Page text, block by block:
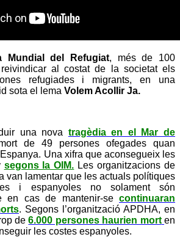
Mundial del Refugiat, més de 100
al costat de la societat els
refugiades i migrants, en una
sota el lema Volem Acollir Ja.
una nova tragèdia en el Mar de
de 49 persones ofegades quan
Una xifra que aconsegueix les
segons la OIM. Les organitzacions de
van lamentar que les actuals polítiques
i espanyoles no solament són
en cas de mantenir-se continuaran
. Segons l’organització APDHA, en
de6.000 persones haurien mort en
les costes espanyoles.